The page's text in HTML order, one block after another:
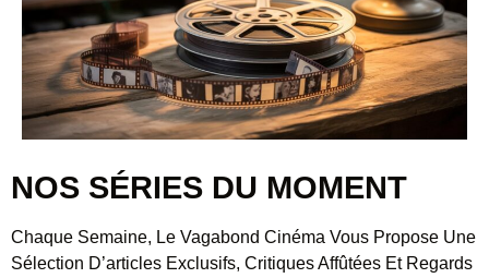
NOS SÉRIES DU MOMENT
Chaque Semaine, Le Vagabond Cinéma Vous Propose Une
Sélection D’articles Exclusifs, Critiques Affûtées Et Regards